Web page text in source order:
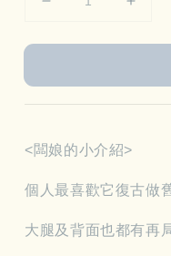
<闆娘的小介紹>
個人最喜歡它復古做
大腿及背面也都有再